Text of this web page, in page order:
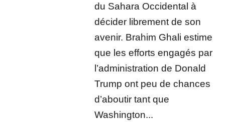
du Sahara Occidental à
décider librement de son
avenir. Brahim Ghali estime
que les efforts engagés par
l’administration de Donald
Trump ont peu de chances
d’aboutir tant que
Washington...